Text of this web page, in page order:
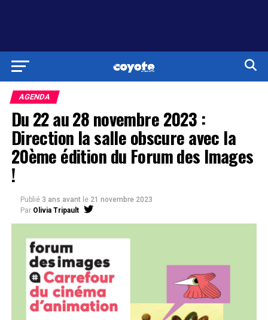
AGENDA
Du 22 au 28 novembre 2023 :
Direction la salle obscure avec la
20ème édition du Forum des Images
!
Publié 3 ans avant le 21 novembre 2023
Par Olivia Tripault